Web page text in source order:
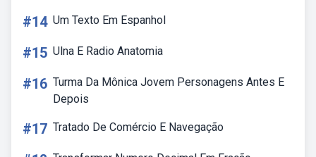
#14 Um Texto Em Espanhol
#15 Ulna E Radio Anatomia
#16 Turma Da Mônica Jovem Personagens Antes E
Depois
#17 Tratado De Comércio E Navegação